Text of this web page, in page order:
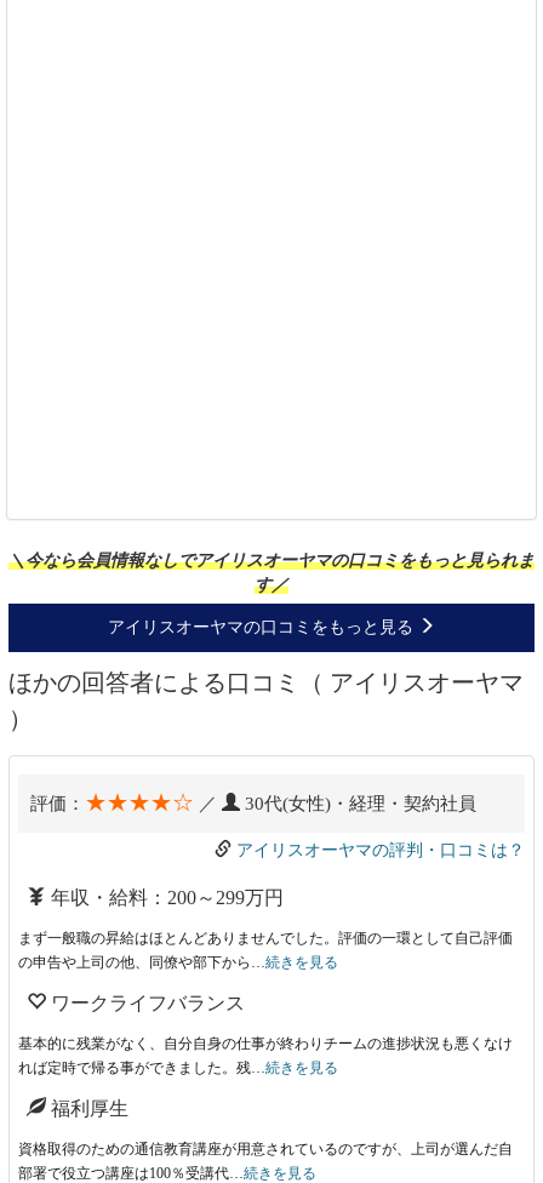
＼今なら会員情報なしでアイリスオーヤマの口コミをもっと見られま
す／
アイリスオーヤマの口コミをもっと見る
ほかの回答者による口コミ（ アイリスオーヤマ
）
評価： ★★★★☆ ／ 30代(女性)・経理・契約社員
アイリスオーヤマの評判・口コミは？
年収・給料：200～299万円
まず一般職の昇給はほとんどありませんでした。評価の一環として自己評価
の申告や上司の他、同僚や部下から…続きを見る
ワークライフバランス
基本的に残業がなく、自分自身の仕事が終わりチームの進捗状況も悪くなけ
れば定時で帰る事ができました。残…続きを見る
福利厚生
資格取得のための通信教育講座が用意されているのですが、上司が選んだ自
部署で役立つ講座は100％受講代…続きを見る